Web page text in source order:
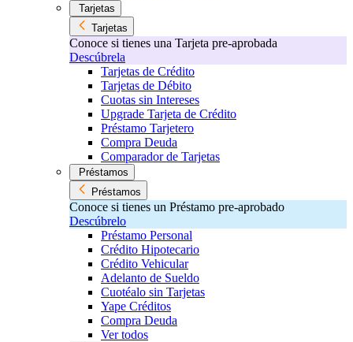
Tarjetas
Tarjetas
Conoce si tienes una Tarjeta pre-aprobada
Descúbrela
Tarjetas de Crédito
Tarjetas de Débito
Cuotas sin Intereses
Upgrade Tarjeta de Crédito
Préstamo Tarjetero
Compra Deuda
Comparador de Tarjetas
Préstamos
Préstamos
Conoce si tienes un Préstamo pre-aprobado
Descúbrelo
Préstamo Personal
Crédito Hipotecario
Crédito Vehicular
Adelanto de Sueldo
Cuotéalo sin Tarjetas
Yape Créditos
Compra Deuda
Ver todos